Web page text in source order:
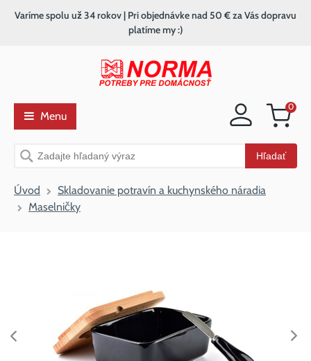
Nákupný
0
Vyhľadávanie Hľadať
Varíme spolu už 34 rokov | Pri objednávke nad 50 € za Vás dopravu
platíme my :)
Menu
Úvod
Skladovanie potravín a kuchynského náradia
Maselničky